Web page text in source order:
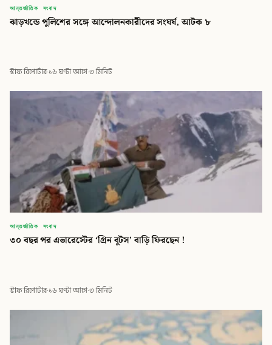
আন্তর্জাতিক সংবাদ
ঝাড়খন্ডে পুলিশের সঙ্গে আন্দোলনকারীদের সংঘর্ষ, আটক ৮
স্টাফ রিপোর্টার·১৬ ঘণ্টা আগে·৩ মিনিট
আন্তর্জাতিক সংবাদ
৩০ বছর পর এভারেস্টের ‘গ্রিন বুটস’ বাড়ি ফিরছেন !
স্টাফ রিপোর্টার·১৬ ঘণ্টা আগে·৩ মিনিট